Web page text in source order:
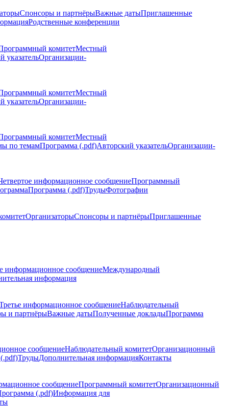
Спонсоры и партнёрыВажные датыПриглашенные
Родственные конференции
комитетМестный
указательОрганизации-
комитетМестный
указательОрганизации-
комитетМестный
по темамПрограмма (.pdf)Авторский указательОрганизации-
информационное сообщениеПрограммный
Программа (.pdf)ТрудыФотографии
ОрганизаторыСпонсоры и партнёрыПриглашенные
информационное сообщениеМеждународный
информация
информационное сообщениеНаблюдательный
и партнёрыВажные датыПолученные докладыПрограмма
сообщениеНаблюдательный комитетОрганизационный
ТрудыДополнительная информацияКонтакты
сообщениеПрограммный комитетОрганизационный
(.pdf)Информация для